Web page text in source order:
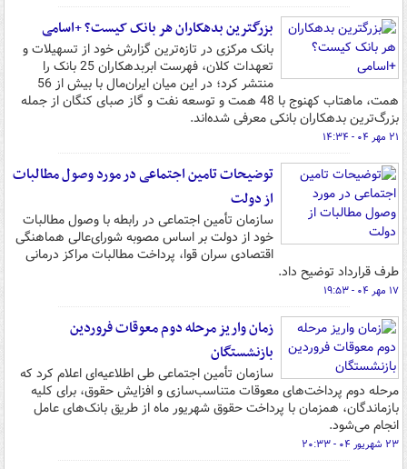
بزرگترین بدهکاران هر بانک کیست؟ +اسامی
بانک مرکزی در تازه‌ترین گزارش خود از تسهیلات و
تعهدات کلان، فهرست ابربدهکاران 25 بانک را
منتشر کرد؛ در این میان ایران‌مال با بیش از 56
همت، ماهتاب کهنوج با 48 همت و توسعه نفت و گاز صبای کنگان از جمله
بزرگ‌ترین بدهکاران بانکی معرفی شده‌اند.
۲۱ مهر ۰۴ - ۱۴:۳۴
توضیحات تامین اجتماعی در مورد وصول مطالبات
از دولت
سازمان تأمین اجتماعی در رابطه با وصول مطالبات
خود از دولت بر اساس مصوبه شورای‌عالی هماهنگی
اقتصادی سران قوا، پرداخت مطالبات مراکز درمانی
طرف قرارداد توضیح داد.
۱۷ مهر ۰۴ - ۱۹:۵۳
زمان واریز مرحله دوم معوقات فروردین
بازنشستگان
سازمان تأمین اجتماعی طی اطلاعیه‌ای اعلام کرد که
مرحله دوم پرداخت‌های معوقات متناسب‌سازی و افزایش حقوق، برای کلیه
بازماندگان، همزمان با پرداخت حقوق شهریور ماه از طریق بانک‌های عامل
انجام می‌شود.
۲۳ شهریور ۰۴ - ۲۰:۳۳